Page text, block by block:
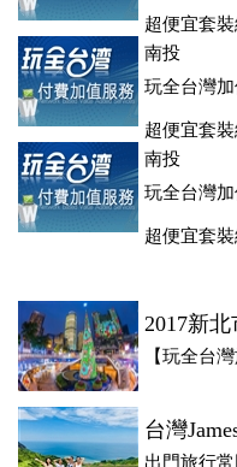
超便宜套
登、訂房系統、客房委託
南投
玩全台灣
超便宜套
登、訂房系統、客房委託
南投
玩全台灣
超便宜套
登、訂房系統、客房委託
2017新
【玩全台
台灣
出門旅行